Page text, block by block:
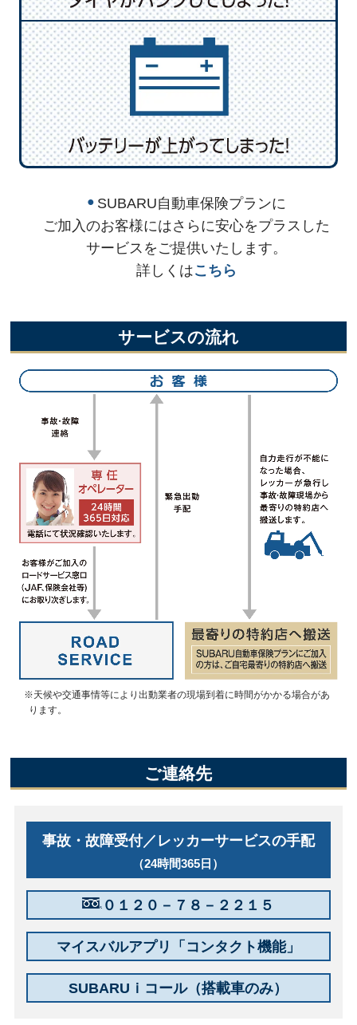
● SUBARU自動車保険プランに
ご加入のお客様にはさらに安心をプラスした
サービスをご提供いたします。
詳しくはこちら
サービスの流れ
※天候や交通事情等により出動業者の現場到着に時間がかかる場合があ
ります。
ご連絡先
事故・故障受付／レッカーサービスの手配
（24時間365日）
０１２０－７８－２２１５
マイスバルアプリ「コンタクト機能」
SUBARUｉコール（搭載車のみ）